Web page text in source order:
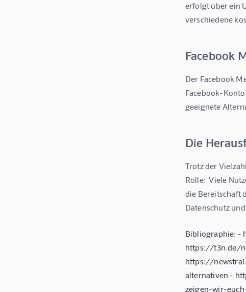
erfolgt über ein
verschiedene
Facebook
Der Facebook
Facebook-
geeignete
Die
Trotz der
Rolle:  Viele
die Bereitschaft
Datenschutz
Bibliographie:
https://t3n.de/
https://
alternativen -
zeigen-wir-